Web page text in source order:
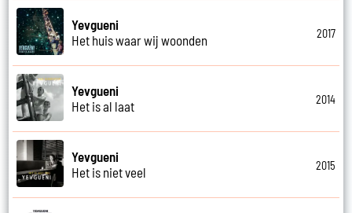
Yevgueni
Het huis waar wij woonden
2017
Yevgueni
Het is al laat
2014
Yevgueni
Het is niet veel
2015